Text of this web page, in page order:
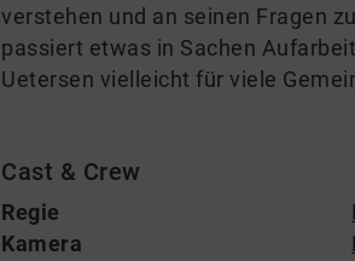
verstehen und an seinen Fragen
passiert etwas in Sachen
Uetersen vielleicht für viele
Cast & Crew
Regie
Kamera